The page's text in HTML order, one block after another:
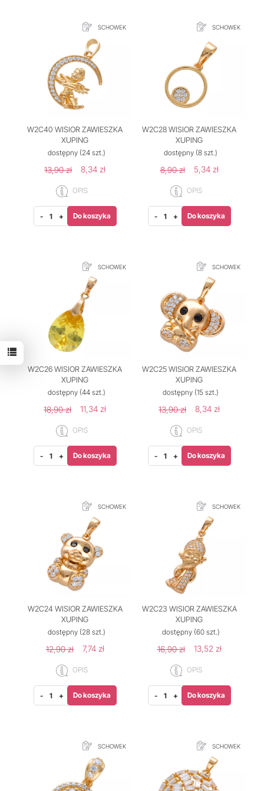
SCHOWEK
W2C40 WISIOR ZAWIESZKA
XUPING
dostępny(24 szt.)
13,90 zł 8,34 zł
OPIS
- + Do koszyka
SCHOWEK
W2C28 WISIOR ZAWIESZKA
XUPING
dostępny (8 szt.)
8,90 zł 5,34 zł
OPIS
- + Do koszyka
SCHOWEK
W2C26 WISIOR ZAWIESZKA
XUPING
dostępny(44 szt.)
18,90 zł 11,34 zł
OPIS
- + Do koszyka
SCHOWEK
W2C25 WISIOR ZAWIESZKA
XUPING
dostępny (15 szt.)
13,90 zł 8,34 zł
OPIS
- + Do koszyka
SCHOWEK
W2C24 WISIOR ZAWIESZKA
XUPING
dostępny(28 szt.)
12,90 zł 7,74 zł
OPIS
- + Do koszyka
SCHOWEK
W2C23 WISIOR ZAWIESZKA
XUPING
dostępny(60 szt.)
16,90 zł 13,52 zł
OPIS
- + Do koszyka
SCHOWEK SCHOWEK